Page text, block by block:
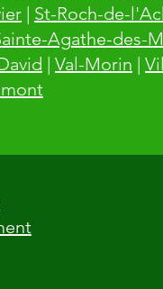
| St-Roch-de-
Agathe-des-
| Val-Morin |